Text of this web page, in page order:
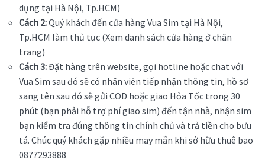
dụng tại Hà Nội, Tp.HCM)
Cách 2:Quý khách đến cửa hàng Vua Sim tại Hà Nội,
Tp.HCM làm thủ tục (Xem danh sách cửa hàng ở chân
trang)
Cách 3:Đặt hàng trên website, gọi hotline hoặc chat với
Vua Sim sau đó sẽ có nhân viên tiếp nhận thông tin, hồ sơ
sang tên sau đó sẽ gửi COD hoặc giao Hỏa Tốc trong 30
phút (bạn phải hỗ trợ phí giao sim) đến tận nhà, nhận sim
bạn kiểm tra đúng thông tin chính chủ và trả tiền cho bưu
tá. Chúc quý khách gặp nhiều may mắn khi sở hữu thuê bao
0877293888